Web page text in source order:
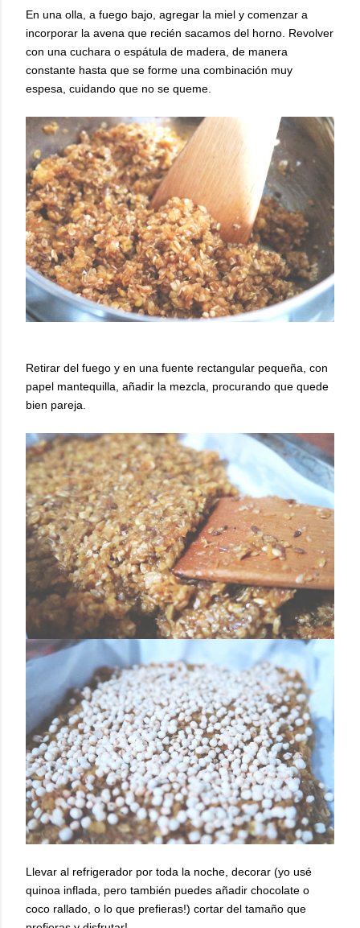
En una olla, a fuego bajo, agregar la miel y comenzar a
incorporar la avena que recién sacamos del horno. Revolver
con una cuchara o espátula de madera, de manera
constante hasta que se forme una combinación muy
espesa, cuidando que no se queme.
Retirar del fuego y en una fuente rectangular pequeña, con
papel mantequilla, añadir la mezcla, procurando que quede
bien pareja.
Llevar al refrigerador por toda la noche, decorar (yo usé
quinoa inflada, pero también puedes añadir chocolate o
coco rallado, o lo que prefieras!) cortar del tamaño que